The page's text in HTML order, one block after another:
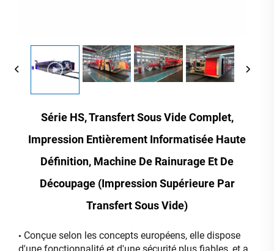
Série HS, Transfert Sous Vide Complet,
Impression Entièrement Informatisée Haute
Définition, Machine De Rainurage Et De
Découpage (impression Supérieure Par
Transfert Sous Vide)
• Conçue selon les concepts européens, elle dispose
d'une fonctionnalité et d'une sécurité plus fiables, et a